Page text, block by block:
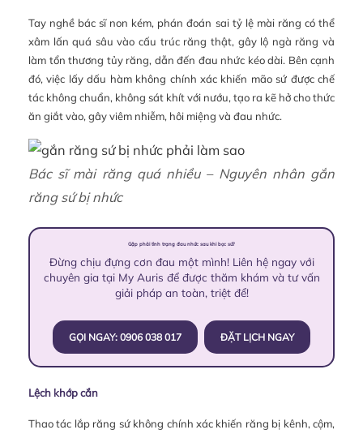
Tay nghề bác sĩ non kém, phán đoán sai tỷ lệ mài răng có thể
xâm lấn quá sâu vào cấu trúc răng thật, gây lộ ngà răng và
làm tổn thương tủy răng, dẫn đến đau nhức kéo dài. Bên cạnh
đó, việc lấy dấu hàm không chính xác khiến mão sứ được chế
tác không chuẩn, không sát khít với nướu, tạo ra kẽ hở cho thức
ăn giắt vào, gây viêm nhiễm, hôi miệng và đau nhức.
Bác sĩ mài răng quá nhiều – Nguyên nhân gắn
răng sứ bị nhức
Gặp phải tình trạng đau nhức sau khi bọc sứ?
Đừng chịu đựng cơn đau một mình! Liên hệ ngay với
chuyên gia tại My Auris để được thăm khám và tư vấn
giải pháp an toàn, triệt để!
GỌI NGAY: 0906 038 017 ĐẶT LỊCH NGAY
Lệch khớp cắn
Thao tác lắp răng sứ không chính xác khiến răng bị kênh, cộm,